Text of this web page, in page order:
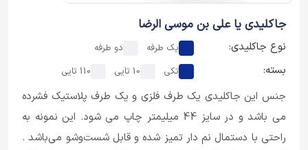
جاکلیدی یا علی بن موسی الرضا
نوع جاکلیدی: یک طرفه دو طرفه
بسته: تکی 10 تایی 110 تایی
جنس این جاکلیدی یک طرف فلزی و یک طرف پلاستیک فشرده
می باشد و در سایز 44 میلیمتر چاپ می شود. این نمونه به
راحتی با دستمال نم دار تمیز شده و قابل شست‌وشو می‌باشد .